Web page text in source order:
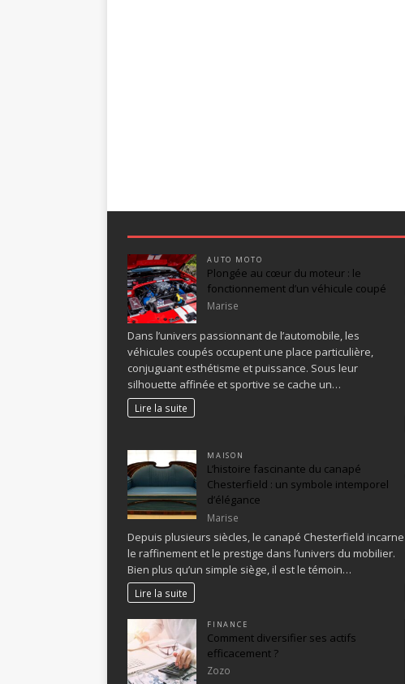
AUTO MOTO
Plongée au cœur du moteur : le
fonctionnement d’un véhicule coupé
Marise
Dans l’univers passionnant de l’automobile, les
véhicules coupés occupent une place particulière,
conjuguant esthétisme et puissance. Sous leur
silhouette affinée et sportive se cache un…
Lire la suite
MAISON
L’histoire fascinante du canapé
Chesterfield : un symbole intemporel
d’élégance
Marise
Depuis plusieurs siècles, le canapé Chesterfield incarne
le raffinement et le prestige dans l’univers du mobilier.
Bien plus qu’un simple siège, il est le témoin…
Lire la suite
FINANCE
Comment diversifier ses actifs
efficacement ?
Zozo